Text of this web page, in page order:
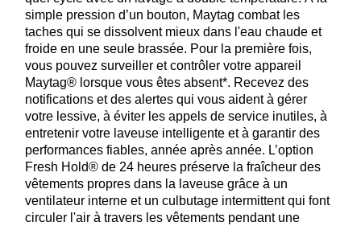
simple pression d’un bouton, Maytag combat les
taches qui se dissolvent mieux dans l'eau chaude et
froide en une seule brassée. Pour la première fois,
vous pouvez surveiller et contrôler votre appareil
Maytag® lorsque vous êtes absent*. Recevez des
notifications et des alertes qui vous aident à gérer
votre lessive, à éviter les appels de service inutiles, à
entretenir votre laveuse intelligente et à garantir des
performances fiables, année après année. L’option
Fresh Hold® de 24 heures préserve la fraîcheur des
vêtements propres dans la laveuse grâce à un
ventilateur interne et un culbutage intermittent qui font
circuler l'air à travers les vêtements pendant une